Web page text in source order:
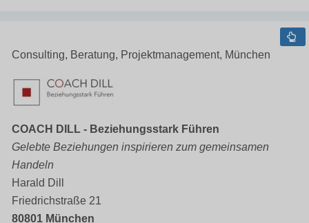
Consulting, Beratung, Projektmanagement, München
COACH DILL - Beziehungsstark Führen
Gelebte Beziehungen inspirieren zum gemeinsamen
Handeln
Harald Dill
Friedrichstraße 21
80801 München